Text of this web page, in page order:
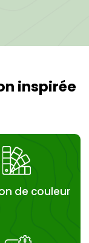
inspirée
de couleur